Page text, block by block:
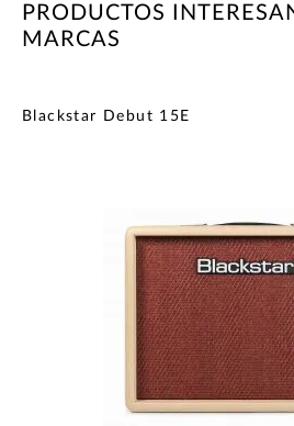
PRODUCTOS
MARCAS
Blackstar Debut 15E